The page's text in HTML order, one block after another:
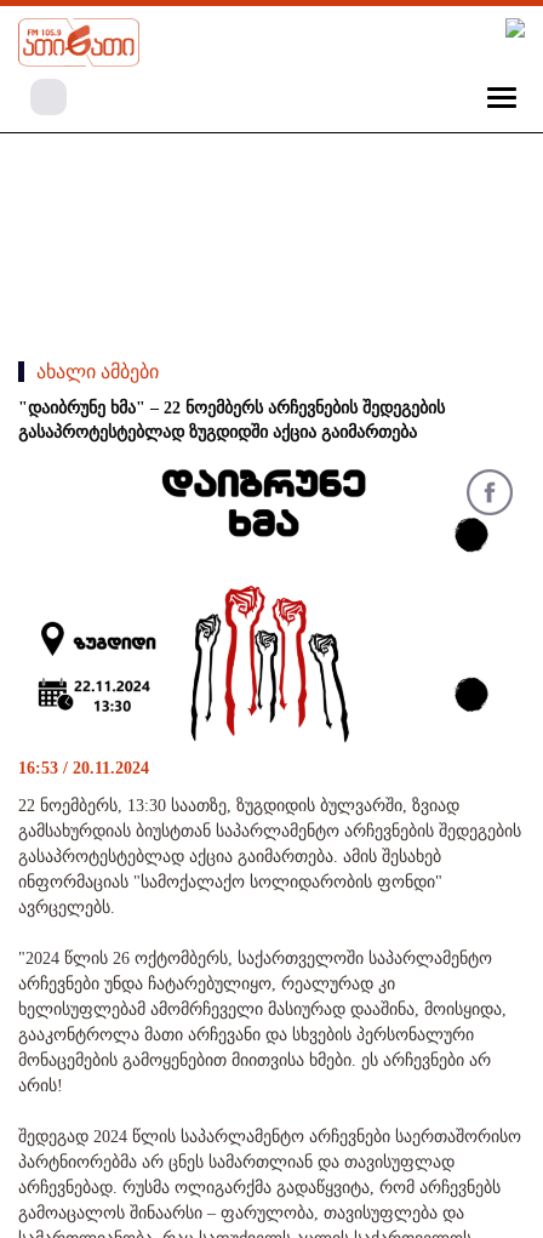
ახალი ამბები
"დაიბრუნე ხმა" – 22 ნოემბერს არჩევნების შედეგების
გასაპროტესტებლად ზუგდიდში აქცია გაიმართება
16:53 / 20.11.2024
22 ნოემბერს, 13:30 საათზე, ზუგდიდის ბულვარში, ზვიად
გამსახურდიას ბიუსტთან საპარლამენტო არჩევნების შედეგების
გასაპროტესტებლად აქცია გაიმართება. ამის შესახებ
ინფორმაციას "სამოქალაქო სოლიდარობის ფონდი"
ავრცელებს.
"2024 წლის 26 ოქტომბერს, საქართველოში საპარლამენტო
არჩევნები უნდა ჩატარებულიყო, რეალურად კი
ხელისუფლებამ ამომრჩეველი მასიურად დააშინა, მოისყიდა,
გააკონტროლა მათი არჩევანი და სხვების პერსონალური
მონაცემების გამოყენებით მიითვისა ხმები. ეს არჩევნები არ
არის!
შედეგად 2024 წლის საპარლამენტო არჩევნები საერთაშორისო
პარტნიორებმა არ ცნეს სამართლიან და თავისუფლად
არჩევნებად. რუსმა ოლიგარქმა გადაწყვიტა, რომ არჩევნებს
გამოაცალოს შინაარსი – ფარულობა, თავისუფლება და